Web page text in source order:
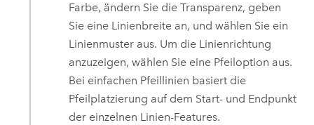
Farbe, ändern Sie die Transparenz, geben
Sie eine Linienbreite an, und wählen Sie ein
Linienmuster aus. Um die Linienrichtung
anzuzeigen, wählen Sie eine Pfeiloption aus.
Bei einfachen Pfeillinien basiert die
Pfeilplatzierung auf dem Start- und Endpunkt
der einzelnen Linien-Features.